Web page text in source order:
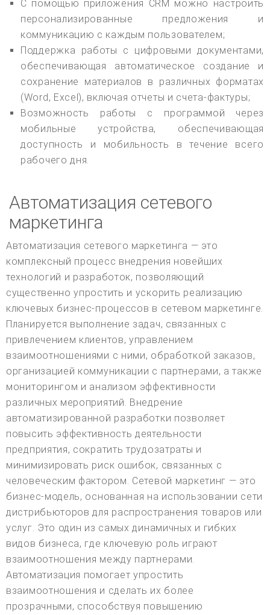
С помощью приложения CRM можно настроить
персонализированные предложения и
коммуникацию с каждым пользователем;
Поддержка работы с цифровыми документами,
обеспечивающая автоматическое создание и
сохранение материалов в различных форматах
(Word, Excel), включая отчеты и счета-фактуры;
Возможность работы с программой через
мобильные устройства, обеспечивающая
доступность и мобильность в течение всего
рабочего дня.
Автоматизация сетевого
маркетинга
Автоматизация сетевого маркетинга — это
комплексный процесс внедрения новейших
технологий и разработок, позволяющий
существенно упростить и ускорить реализацию
ключевых бизнес-процессов в сетевом маркетинге.
Планируется выполнение задач, связанных с
привлечением клиентов, управлением
взаимоотношениями с ними, обработкой заказов,
организацией коммуникации с партнерами, а также
мониторингом и анализом эффективности
различных мероприятий. Внедрение
автоматизированной разработки позволяет
повысить эффективность деятельности
предприятия, сократить трудозатраты и
минимизировать риск ошибок, связанных с
человеческим фактором. Сетевой маркетинг — это
бизнес-модель, основанная на использовании сети
дистрибьюторов для распространения товаров или
услуг. Это один из самых динамичных и гибких
видов бизнеса, где ключевую роль играют
взаимоотношения между партнерами.
Автоматизация помогает упростить
взаимоотношения и сделать их более
прозрачными, способствуя повышению